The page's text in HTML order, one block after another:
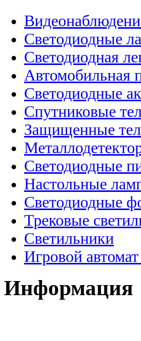
Светодиодные
Светодиодная
Автомобильная
Светодиодные
Спутниковые
Защищенные
Светодиодные
Настольные
Светодиодные
Трековые
Светильники
Игровой
Информация